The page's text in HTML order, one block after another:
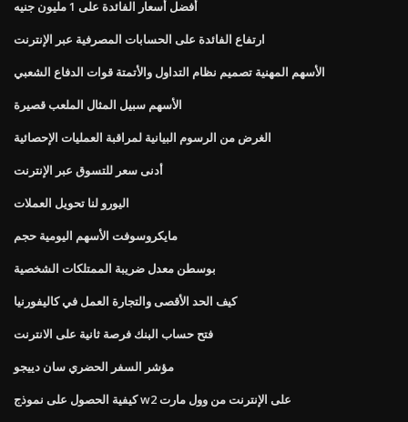
أفضل أسعار الفائدة على 1 مليون جنيه
ارتفاع الفائدة على الحسابات المصرفية عبر الإنترنت
الأسهم المهنية تصميم نظام التداول والأتمتة قوات الدفاع الشعبي
الأسهم سبيل المثال الملعب قصيرة
الغرض من الرسوم البيانية لمراقبة العمليات الإحصائية
أدنى سعر للتسوق عبر الإنترنت
اليورو لنا تحويل العملات
مايكروسوفت الأسهم اليومية حجم
بوسطن معدل ضريبة الممتلكات الشخصية
كيف الحد الأقصى والتجارة العمل في كاليفورنيا
فتح حساب البنك فرصة ثانية على الانترنت
مؤشر السفر الحضري سان دييجو
كيفية الحصول على نموذج w2 على الإنترنت من وول مارت